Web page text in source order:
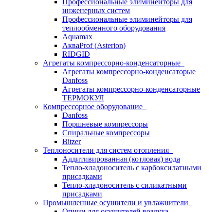
Профессиональные элиминейторы для
инженерных систем
Профессиональные элиминейторы для
теплообменного оборудования
Aquamax
АкваProf (Asterion)
RIDGID
Агрегаты компрессорно-конденсаторные
Агрегаты компрессорно-конденсаторые
Danfoss
Агрегаты компрессорно-конденсаторные
ТЕРМОКУЛ
Компрессорное оборудование
Danfoss
Поршневые компрессоры
Спиральные компрессоры
Bitzer
Теплоносители для систем отопления
Аддитивированная (котловая) вода
Тепло-хладоноситель с карбоксилатными
присадками
Тепло-хладоноситель с силикатными
присадками
Промышленные осушители и увлажнители